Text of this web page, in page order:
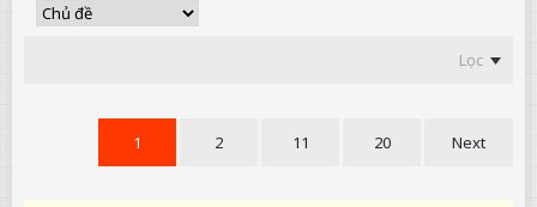
Lọc
1 2 11 20 Next